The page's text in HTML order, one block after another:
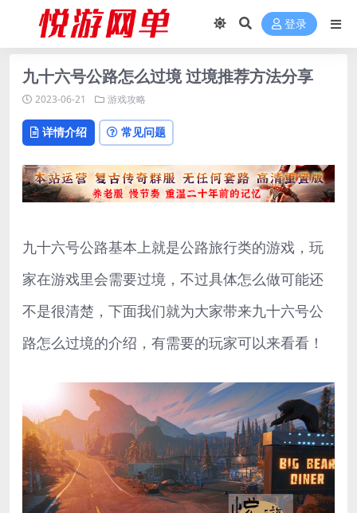
登录
九十六号公路怎么过境 过境推荐方法分享
2023-06-21 游戏攻略
详情介绍 常见问题
九十六号公路基本上就是公路旅行类的游戏，玩
家在游戏里会需要过境，不过具体怎么做可能还
不是很清楚，下面我们就为大家带来九十六号公
路怎么过境的介绍，有需要的玩家可以来看看！